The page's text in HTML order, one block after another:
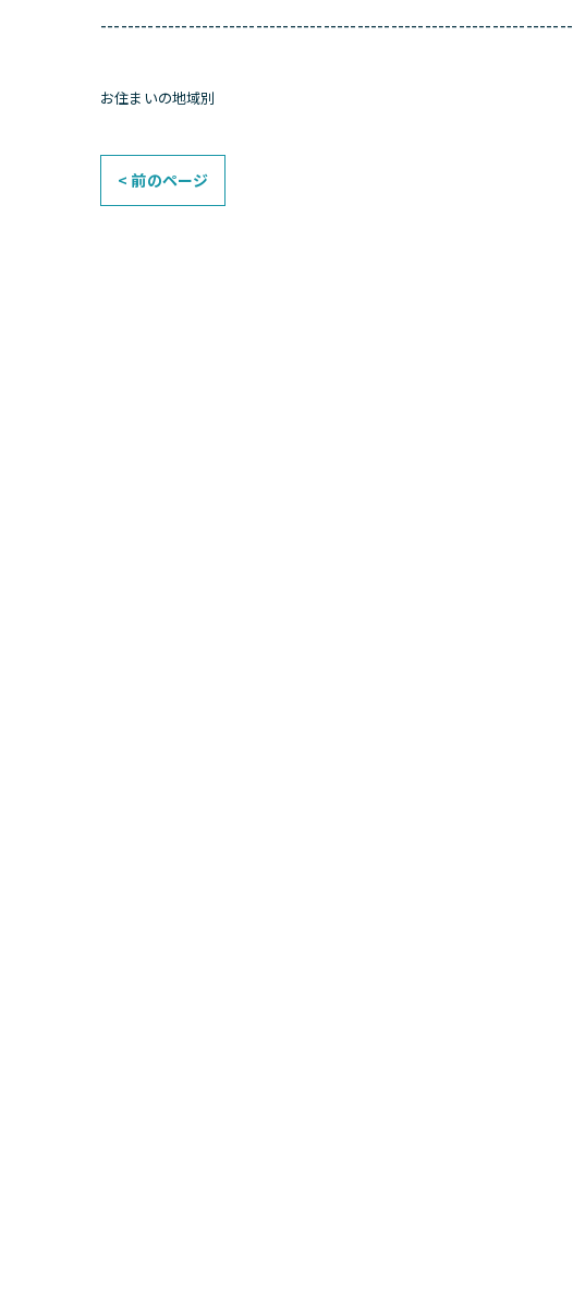
----------------------------------------------------------------------
お住まいの地域別
< 前のページ